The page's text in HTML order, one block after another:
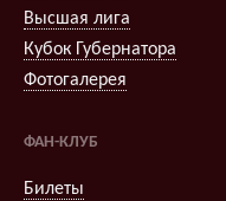
Высшая лига
Кубок Губернатора
Фотогалерея
ФАН-КЛУБ
Билеты